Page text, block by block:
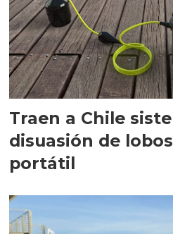
Traen a Chile
disuasión de
portátil